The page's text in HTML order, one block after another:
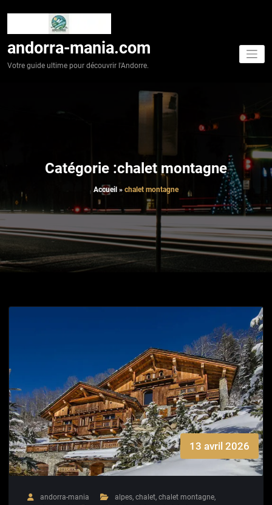
andorra-mania.com
Votre guide ultime pour découvrir l'Andorre.
Catégorie :chalet montagne
Accueil » chalet montagne
13 avril 2026
andorra-mania alpes, chalet, chalet montagne,